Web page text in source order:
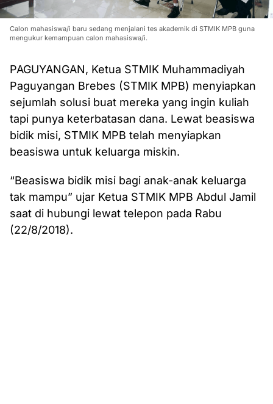
Calon mahasiswa/i baru sedang menjalani tes akademik di STMIK MPB guna
mengukur kemampuan calon mahasiswa/i.
PAGUYANGAN, Ketua STMIK Muhammadiyah
Paguyangan Brebes (STMIK MPB) menyiapkan
sejumlah solusi buat mereka yang ingin kuliah
tapi punya keterbatasan dana. Lewat beasiswa
bidik misi, STMIK MPB telah menyiapkan
beasiswa untuk keluarga miskin.
“Beasiswa bidik misi bagi anak-anak keluarga
tak mampu” ujar Ketua STMIK MPB Abdul Jamil
saat di hubungi lewat telepon pada Rabu
(22/8/2018).